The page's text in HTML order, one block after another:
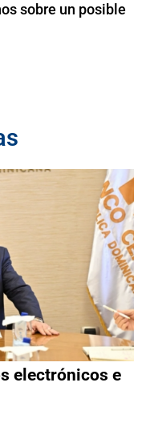
sobre un posible
electrónicos e